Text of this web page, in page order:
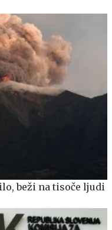
beži na tisoče ljudi